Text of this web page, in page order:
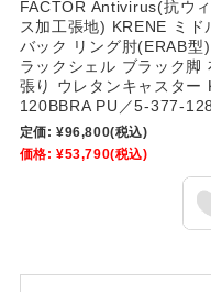
FACTOR Antivirus(抗ウ
ス加工張地) KRENE ミド
バック リング肘(ERAB型
ラックシェル ブラック脚
張り ウレタンキャスター
120BBRA PU／5-377-
定価: ¥96,800(税込)
価格: ¥53,790(税込)